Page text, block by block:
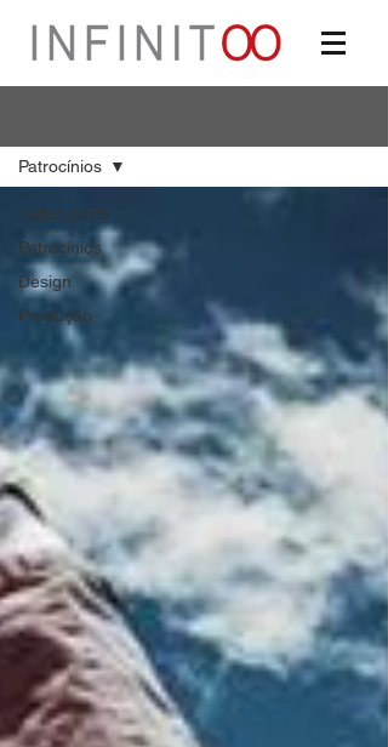
Todos posts
Patrocínios
Design
Produção
Patrocínios